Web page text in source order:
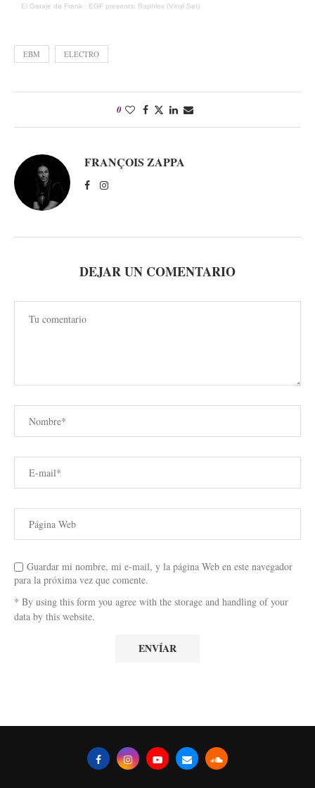
El Garaje de Frank · EGF presents: Raphlex (Vinyl Set)
EBM ELECTRO
0
FRANÇOIS ZAPPA
DEJAR UN COMENTARIO
Guardar mi nombre, mi e-mail, y la página Web en este navegador
para la próxima vez que comente.
* By using this form you agree with the storage and handling of your
data by this website.